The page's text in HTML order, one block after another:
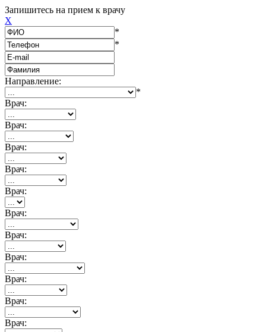
Запишитесь на прием к врачу
X
*
*
Направление:
*
Врач:
Врач:
Врач:
Врач:
Врач:
Врач:
Врач:
Врач:
Врач:
Врач:
Врач: